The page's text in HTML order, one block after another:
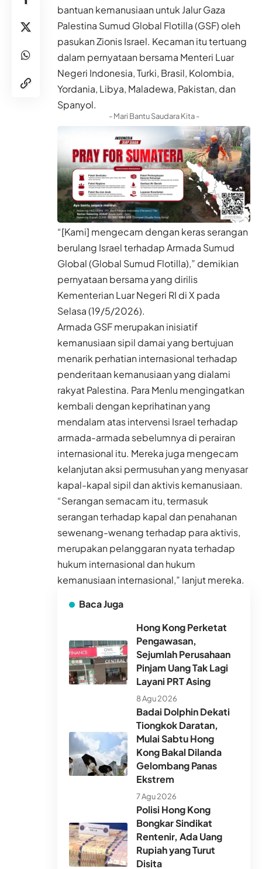
bantuan kemanusiaan untuk Jalur Gaza
Palestina Sumud Global Flotilla (GSF) oleh
pasukan Zionis Israel. Kecaman itu tertuang
dalam pernyataan bersama Menteri Luar
Negeri Indonesia, Turki, Brasil, Kolombia,
Yordania, Libya, Maladewa, Pakistan, dan
Spanyol.
- Mari Bantu Saudara Kita -
“[Kami] mengecam dengan keras serangan
berulang Israel terhadap Armada Sumud
Global (Global Sumud Flotilla),” demikian
pernyataan bersama yang dirilis
Kementerian Luar Negeri RI di X pada
Selasa (19/5/2026).
Armada GSF merupakan inisiatif
kemanusiaan sipil damai yang bertujuan
menarik perhatian internasional terhadap
penderitaan kemanusiaan yang dialami
rakyat Palestina. Para Menlu mengingatkan
kembali dengan keprihatinan yang
mendalam atas intervensi Israel terhadap
armada-armada sebelumnya di perairan
internasional itu. Mereka juga mengecam
kelanjutan aksi permusuhan yang menyasar
kapal-kapal sipil dan aktivis kemanusiaan.
“Serangan semacam itu, termasuk
serangan terhadap kapal dan penahanan
sewenang-wenang terhadap para aktivis,
merupakan pelanggaran nyata terhadap
hukum internasional dan hukum
kemanusiaan internasional,” lanjut mereka.
Baca Juga
Hong Kong Perketat
Pengawasan,
Sejumlah Perusahaan
Pinjam Uang Tak Lagi
Layani PRT Asing
8 Agu 2026
Badai Dolphin Dekati
Tiongkok Daratan,
Mulai Sabtu Hong
Kong Bakal Dilanda
Gelombang Panas
Ekstrem
7 Agu 2026
Polisi Hong Kong
Bongkar Sindikat
Rentenir, Ada Uang
Rupiah yang Turut
Disita